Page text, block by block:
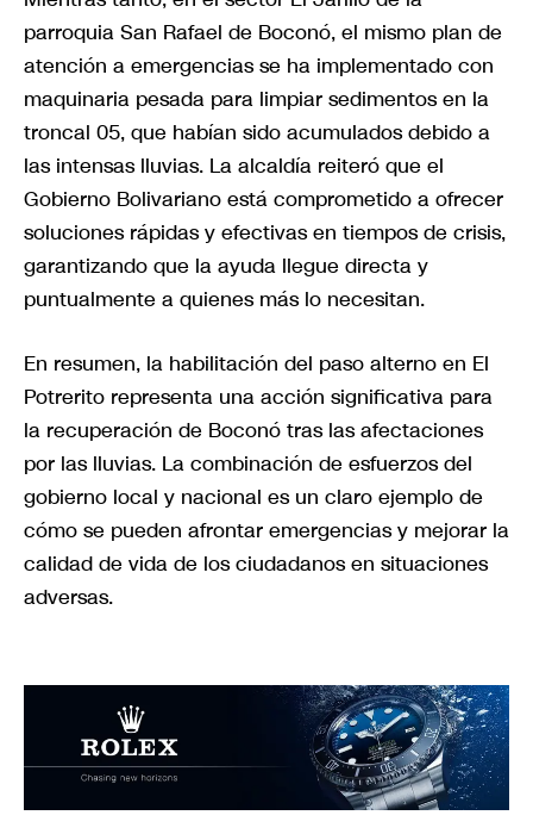
parroquia San Rafael de Boconó, el mismo plan de
atención a emergencias se ha implementado con
maquinaria pesada para limpiar sedimentos en la
troncal 05, que habían sido acumulados debido a
las intensas lluvias. La alcaldía reiteró que el
Gobierno Bolivariano está comprometido a ofrecer
soluciones rápidas y efectivas en tiempos de crisis,
garantizando que la ayuda llegue directa y
puntualmente a quienes más lo necesitan.
En resumen, la habilitación del paso alterno en El
Potrerito representa una acción significativa para
la recuperación de Boconó tras las afectaciones
por las lluvias. La combinación de esfuerzos del
gobierno local y nacional es un claro ejemplo de
cómo se pueden afrontar emergencias y mejorar la
calidad de vida de los ciudadanos en situaciones
adversas.